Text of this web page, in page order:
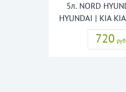
5л. NORD
HYUNDAI | KIA
720 руб